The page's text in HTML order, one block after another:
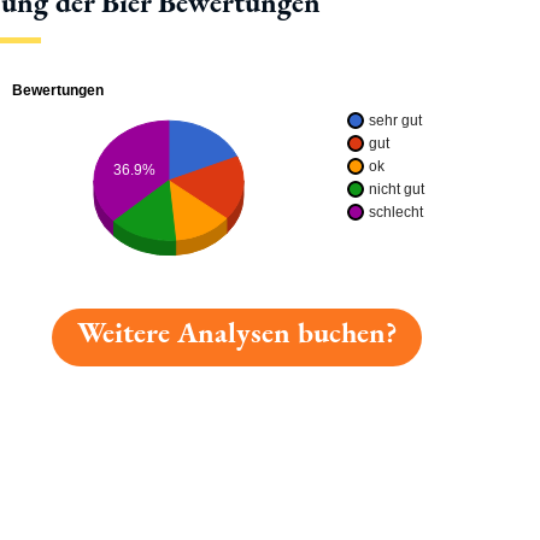
Bewertungen
sehr gut
gut
ok
nicht gut
schlecht
36.9%
Weitere Analysen buchen?